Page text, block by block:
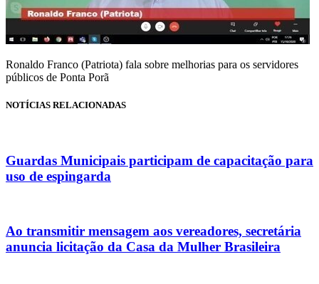
Ronaldo Franco (Patriota) fala sobre melhorias para os servidores
públicos de Ponta Porã
NOTÍCIAS RELACIONADAS
Guardas Municipais participam de capacitação para
uso de espingarda
Ao transmitir mensagem aos vereadores, secretária
anuncia licitação da Casa da Mulher Brasileira